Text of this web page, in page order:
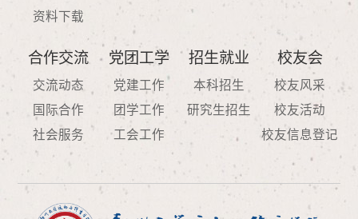
资料下载
合作交流
交流动态
国际合作
社会服务
党团工学
党建工作
团学工作
工会工作
招生就业
本科招生
研究生招生
校友会
校友风采
校友活动
校友信息登记